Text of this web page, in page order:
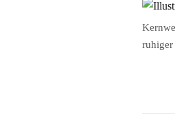
ruhiger